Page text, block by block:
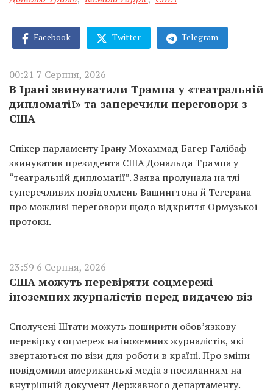
Facebook Twitter Telegram
00:21 7 Серпня, 2026
В Ірані звинуватили Трампа у «театральній
дипломатії» та заперечили переговори з
США
Спікер парламенту Ірану Мохаммад Багер Галібаф
звинуватив президента США Дональда Трампа у
“театральній дипломатії”. Заява пролунала на тлі
суперечливих повідомлень Вашингтона й Тегерана
про можливі переговори щодо відкриття Ормузької
протоки.
23:59 6 Серпня, 2026
США можуть перевіряти соцмережі
іноземних журналістів перед видачею віз
Сполучені Штати можуть поширити обов’язкову
перевірку соцмереж на іноземних журналістів, які
звертаються по візи для роботи в країні. Про зміни
повідомили американські медіа з посиланням на
внутрішній документ Державного департаменту.